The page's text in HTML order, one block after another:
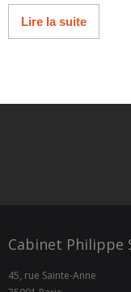
Lire la suite
Cabinet Philippe
45, rue Sainte-Anne